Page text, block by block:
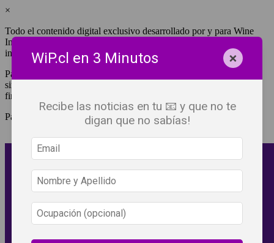
×
Todo el contenido digital exclusivo desarrollado por y para Wine
Independent Press Chile, cuenta con derechos de propiedad
intelectual.
Para tener acceso a una copia y/o impresión de cualquiera de ellos
sin fines de lucro, debes ser #SuscriptorWiP.^Para su réplica con
fines comerciales debes contactar al e-mail
Pagas una sola vez al año y disfrutas por 12 meses.
WiP.cl en 3 Minutos ×
Recibe las noticias en tu 📧 y que no te
digan que no sabías!